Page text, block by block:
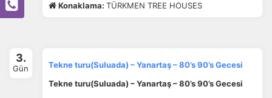
Konaklama: TÜRKMEN TREE HOUSES
3.
Gün
Tekne turu(Suluada) – Yanartaş – 80’s 90’s Gecesi
Tekne turu(Suluada) – Yanartaş – 80’s 90’s Gecesi